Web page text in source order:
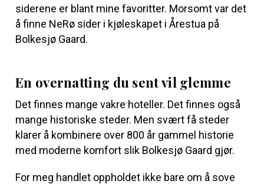
siderene er blant mine favoritter. Morsomt var det
å finne NeRø sider i kjøleskapet i Årestua på
Bolkesjø Gaard.
En overnatting du sent vil glemme
Det finnes mange vakre hoteller. Det finnes også
mange historiske steder. Men svært få steder
klarer å kombinere over 800 år gammel historie
med moderne komfort slik Bolkesjø Gaard gjør.
For meg handlet oppholdet ikke bare om å sove